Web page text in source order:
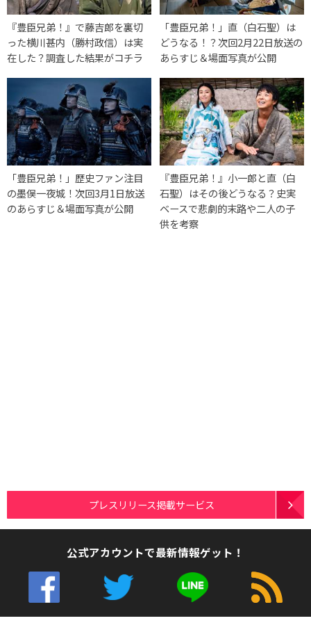
『豊臣兄弟！』で藤吉郎を裏切
った横川甚内（勝村政信）は実
在した？調査した結果がコチラ
「豊臣兄弟！」直（白石聖）は
どうなる！？次回2月22日放送の
あらすじ＆場面写真が公開
「豊臣兄弟！」歴史ファン注目
の墨俣一夜城！次回3月1日放送
のあらすじ＆場面写真が公開
『豊臣兄弟！』小一郎と直（白
石聖）はその後どうなる？史実
ベースで悲劇的末路や二人の子
供を考察
プレスリリース掲載サービス
公式アカウントで最新情報ゲット！